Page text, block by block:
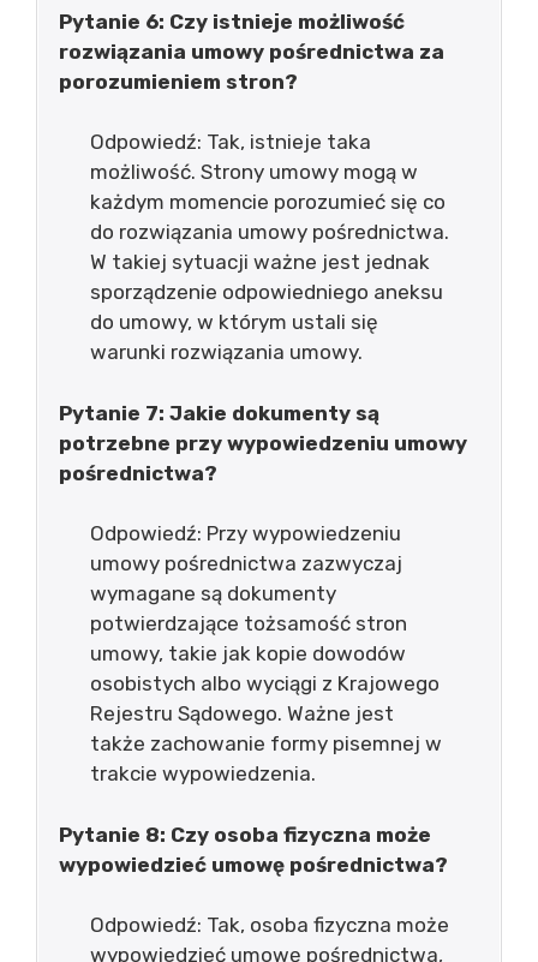
Pytanie 6: Czy istnieje możliwość
rozwiązania umowy pośrednictwa za
porozumieniem stron?
Odpowiedź: Tak, istnieje taka
możliwość. Strony umowy mogą w
każdym momencie porozumieć się co
do rozwiązania umowy pośrednictwa.
W takiej sytuacji ważne jest jednak
sporządzenie odpowiedniego aneksu
do umowy, w którym ustali się
warunki rozwiązania umowy.
Pytanie 7: Jakie dokumenty są
potrzebne przy wypowiedzeniu umowy
pośrednictwa?
Odpowiedź: Przy wypowiedzeniu
umowy pośrednictwa zazwyczaj
wymagane są dokumenty
potwierdzające tożsamość stron
umowy, takie jak kopie dowodów
osobistych albo wyciągi z Krajowego
Rejestru Sądowego. Ważne jest
także zachowanie formy pisemnej w
trakcie wypowiedzenia.
Pytanie 8: Czy osoba fizyczna może
wypowiedzieć umowę pośrednictwa?
Odpowiedź: Tak, osoba fizyczna może
wypowiedzieć umowę pośrednictwa,